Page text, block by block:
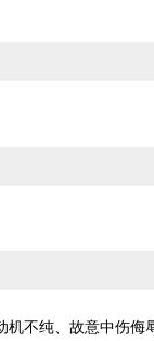
机不纯、故意中伤侮